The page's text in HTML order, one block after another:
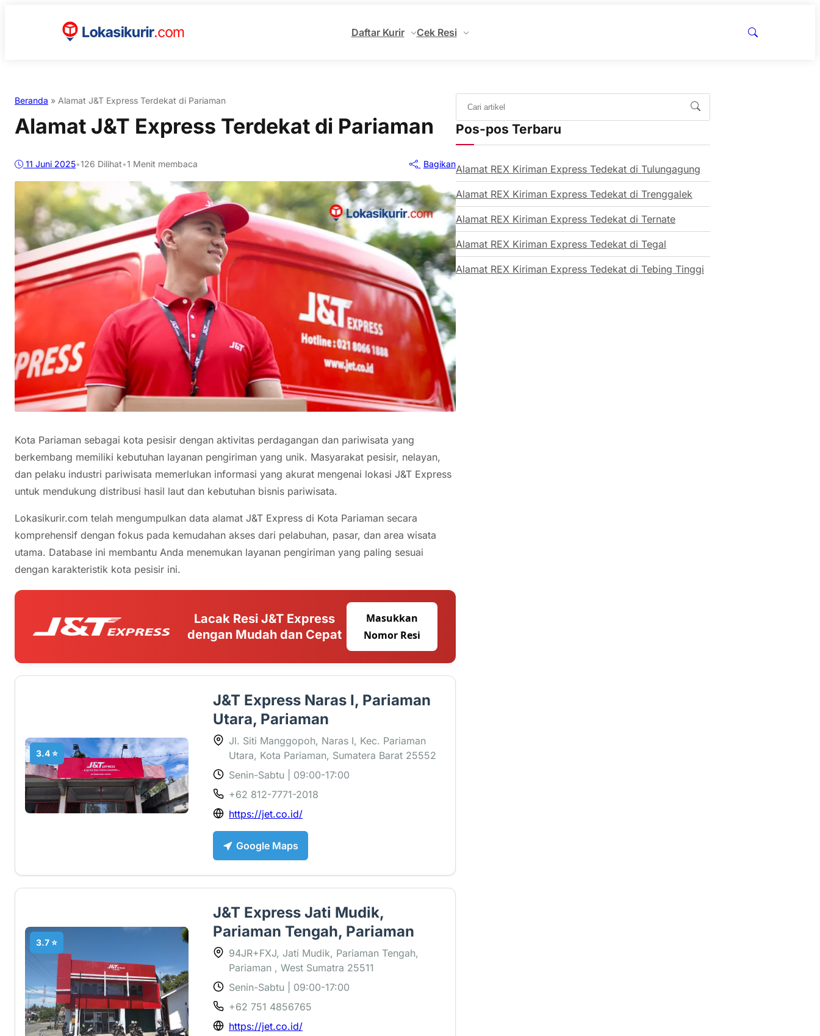
Daftar Kurir Cek Resi
Beranda » Alamat J&T Express Terdekat di Pariaman
Alamat J&T Express Terdekat di Pariaman
11 Juni 2025•126 Dilihat•1 Menit membaca Bagikan
Kota Pariaman sebagai kota pesisir dengan aktivitas perdagangan dan pariwisata yang
berkembang memiliki kebutuhan layanan pengiriman yang unik. Masyarakat pesisir, nelayan,
dan pelaku industri pariwisata memerlukan informasi yang akurat mengenai lokasi J&T Express
untuk mendukung distribusi hasil laut dan kebutuhan bisnis pariwisata.
Lokasikurir.com telah mengumpulkan data alamat J&T Express di Kota Pariaman secara
komprehensif dengan fokus pada kemudahan akses dari pelabuhan, pasar, dan area wisata
utama. Database ini membantu Anda menemukan layanan pengiriman yang paling sesuai
dengan karakteristik kota pesisir ini.
Lacak Resi J&T Express
dengan Mudah dan Cepat
Masukkan
Nomor Resi
3.4 ⭐
J&T Express Naras I, Pariaman
Utara, Pariaman
Jl. Siti Manggopoh, Naras I, Kec. Pariaman
Utara, Kota Pariaman, Sumatera Barat 25552
Senin-Sabtu | 09:00-17:00
+62 812-7771-2018
https://jet.co.id/
Google Maps
3.7 ⭐
J&T Express Jati Mudik,
Pariaman Tengah, Pariaman
94JR+FXJ, Jati Mudik, Pariaman Tengah,
Pariaman , West Sumatra 25511
Senin-Sabtu | 09:00-17:00
+62 751 4856765
https://jet.co.id/
Pos-pos Terbaru
Alamat REX Kiriman Express Tedekat di Tulungagung
Alamat REX Kiriman Express Tedekat di Trenggalek
Alamat REX Kiriman Express Tedekat di Ternate
Alamat REX Kiriman Express Tedekat di Tegal
Alamat REX Kiriman Express Tedekat di Tebing Tinggi